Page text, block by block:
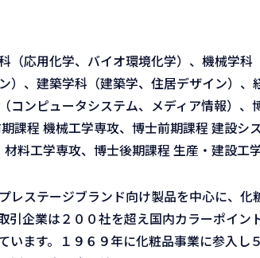
（応用化学、バイオ環境化学）、機械学科
）、建築学科（建築学、住居デザイン）、
コンピュータシステム、メディア情報）、
課程 機械工学専攻、博士前期課程 建設シ
料工学専攻、博士後期課程 生産・建設工
レステージブランド向け製品を中心に、化
引企業は２００社を超え国内カラーポイン
ます。１９６９年に化粧品事業に参入し